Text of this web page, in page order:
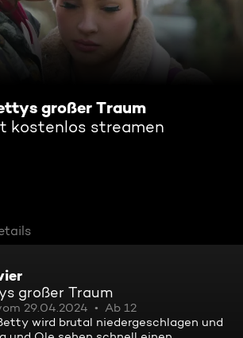
großer Traum
kostenlos streamen
großer Traum
29.04.2024
Ab 12
wird brutal niedergeschlagen und